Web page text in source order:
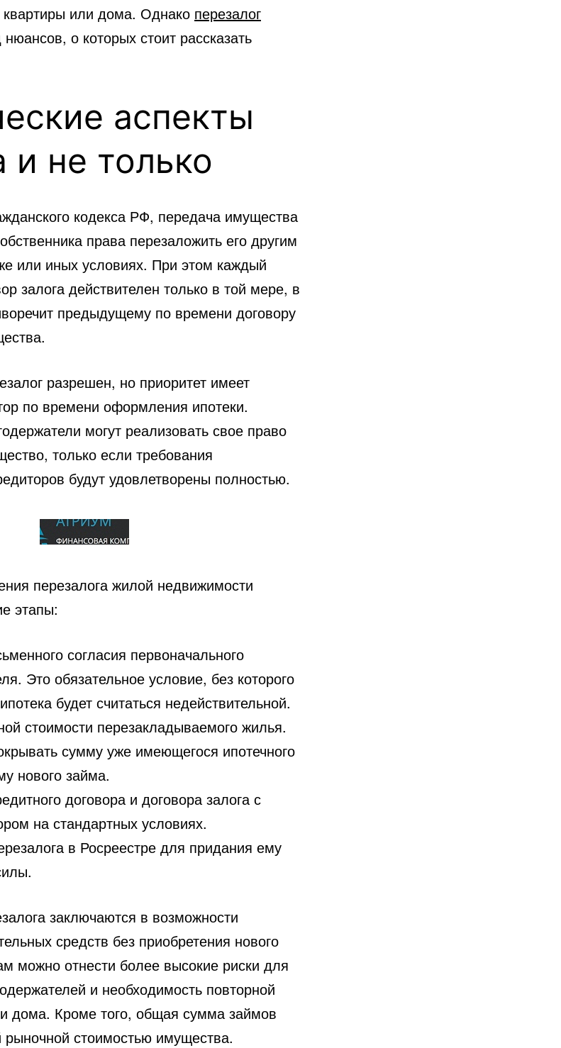
квартиры или дома. Однако перезалог
о которых стоит рассказать
аспекты
и не только
кодекса РФ, передача имущества
права перезаложить его другим
или иных условиях. При этом каждый
залога действителен только в той мере, в
предыдущему по времени договору
разрешен, но приоритет имеет
по времени оформления ипотеки.
могут реализовать свое право
только если требования
будут удовлетворены полностью.
перезалога жилой недвижимости
этапы:
согласия первоначального
Это обязательное условие, без которого
будет считаться недействительной.
стоимости перезакладываемого жилья.
сумму уже имеющегося ипотечного
нового займа.
договора и договора залога с
на стандартных условиях.
в Росреестре для придания ему
заключаются в возможности
средств без приобретения нового
можно отнести более высокие риски для
и необходимость повторной
дома. Кроме того, общая сумма займов
рыночной стоимостью имущества.